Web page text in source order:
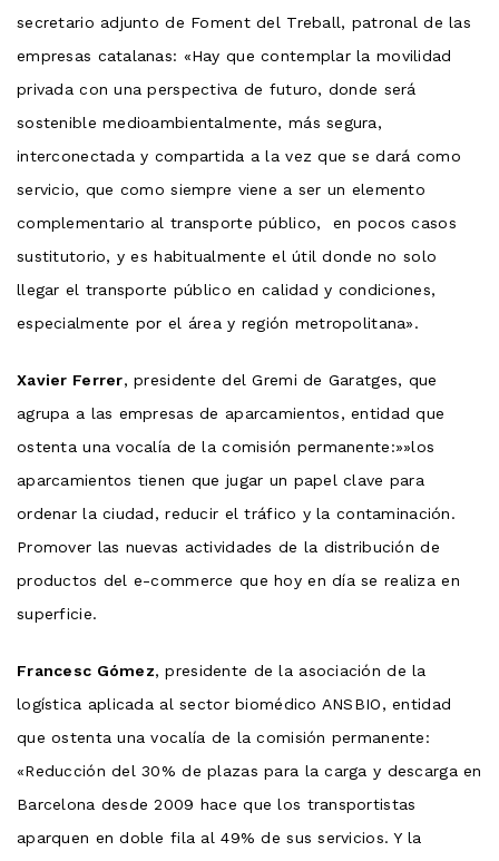
secretario adjunto de Foment del Treball, patronal de las
empresas catalanas: «Hay que contemplar la movilidad
privada con una perspectiva de futuro, donde será
sostenible medioambientalmente, más segura,
interconectada y compartida a la vez que se dará como
servicio, que como siempre viene a ser un elemento
complementario al transporte público, en pocos casos
sustitutorio, y es habitualmente el útil donde no solo
llegar el transporte público en calidad y condiciones,
especialmente por el área y región metropolitana».
Xavier Ferrer, presidente del Gremi de Garatges, que
agrupa a las empresas de aparcamientos, entidad que
ostenta una vocalía de la comisión permanente:»»los
aparcamientos tienen que jugar un papel clave para
ordenar la ciudad, reducir el tráfico y la contaminación.
Promover las nuevas actividades de la distribución de
productos del e-commerce que hoy en día se realiza en
superficie.
Francesc Gómez, presidente de la asociación de la
logística aplicada al sector biomédico ANSBIO, entidad
que ostenta una vocalía de la comisión permanente:
«Reducción del 30% de plazas para la carga y descarga en
Barcelona desde 2009 hace que los transportistas
aparquen en doble fila al 49% de sus servicios. Y la